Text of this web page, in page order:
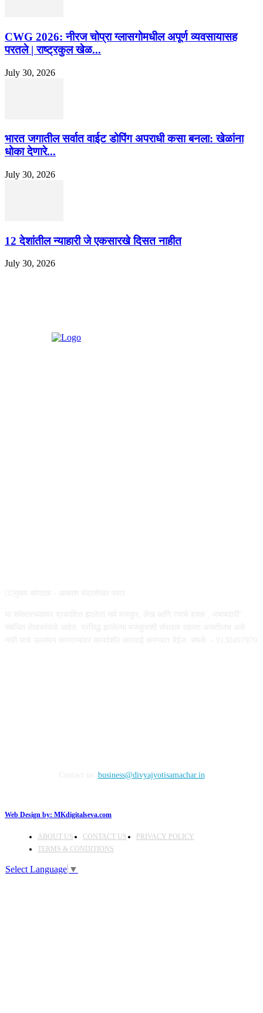
CWG 2026: नीरज चोप्रा ग्लासगोमधील अपूर्ण व्यवसायासह
परतले | राष्ट्रकुल खेळ...
July 30, 2026
भारत जगातील सर्वात वाईट डोपिंग अपराधी कसा बनला: खेळांना
धोका देणारे...
July 30, 2026
12 देशांतील न्याहारी जे एकसारखे दिसत नाहीत
July 30, 2026
business@divyajyotisamachar.in
Web Design by: MKdigitalseva.com
ABOUT US CONTACT US
PRIVACY POLICY
TERMS & CONDITIONS
Select Language ▼